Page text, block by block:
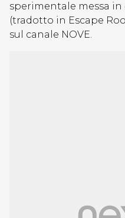
sperimentale messa in
(tradotto in Escape
sul canale NOVE.